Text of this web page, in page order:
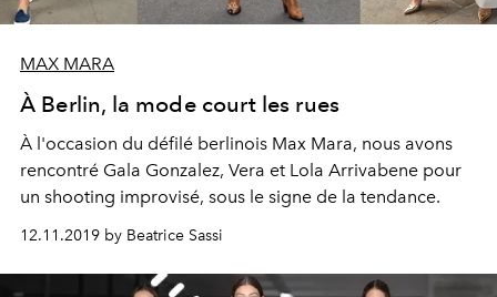
MAX MARA
À Berlin, la mode court les rues
À l'occasion du défilé berlinois Max Mara, nous avons
rencontré Gala Gonzalez, Vera et Lola Arrivabene pour
un shooting improvisé, sous le signe de la tendance.
12.11.2019 by Beatrice Sassi